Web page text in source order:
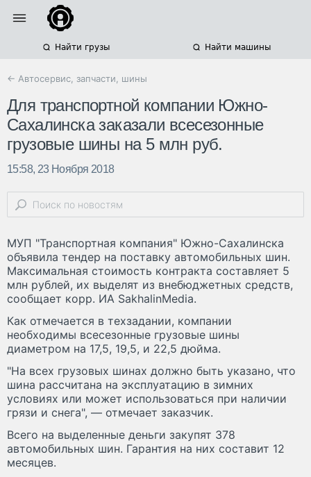
Найти грузы Найти машины
← Автосервис, запчасти, шины
Для транспортной компании Южно-
Сахалинска заказали всесезонные
грузовые шины на 5 млн руб.
15:58, 23 Ноября 2018
МУП "Транспортная компания" Южно-Сахалинска
объявила тендер на поставку автомобильных шин.
Максимальная стоимость контракта составляет 5
млн рублей, их выделят из внебюджетных средств,
сообщает корр. ИА SakhalinMedia.
Как отмечается в техзадании, компании
необходимы всесезонные грузовые шины
диаметром на 17,5, 19,5, и 22,5 дюйма.
"На всех грузовых шинах должно быть указано, что
шина рассчитана на эксплуатацию в зимних
условиях или может использоваться при наличии
грязи и снега", — отмечает заказчик.
Всего на выделенные деньги закупят 378
автомобильных шин. Гарантия на них составит 12
месяцев.